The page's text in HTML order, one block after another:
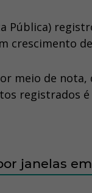
Pública)
crescimento
meio de nota,
registrados
janelas